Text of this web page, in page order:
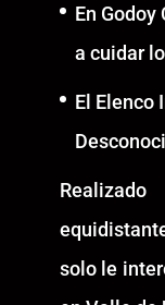
En
a cuidar
El Elenco
solo le